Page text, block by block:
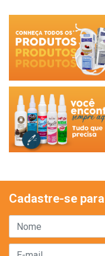
Cadastre-se